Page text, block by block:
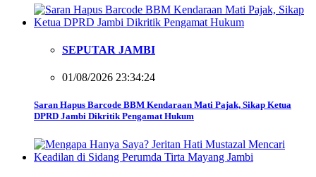
SEPUTAR JAMBI
01/08/2026 23:34:24
Saran Hapus Barcode BBM Kendaraan Mati Pajak, Sikap Ketua
DPRD Jambi Dikritik Pengamat Hukum